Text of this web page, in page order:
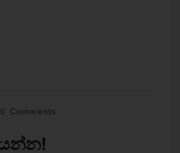
0 Comments